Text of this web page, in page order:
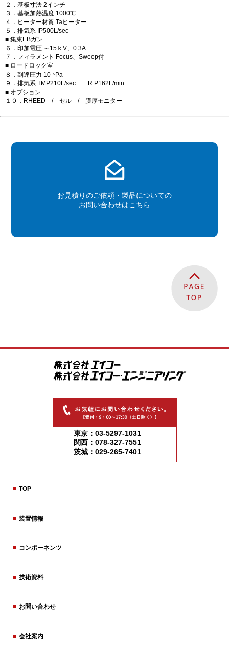
２．基板寸法 2インチ
３．基板加熱温度 1000℃
４．ヒーター材質 Taヒーター
５．排気系 IP500L/sec
■ 集束EBガン
６．印加電圧 ～15ｋV、0.3A
７．フィラメント Focus、Sweep付
■ ロードロック室
８．到達圧力 10⁻⁵Pa
９．排気系 TMP210L/sec R.P162L/min
■ オプション
１０．RHEED / セル / 膜厚モニター
お見積りのご依頼・製品についての
お問い合わせはこちら
東京：03-5297-1031
関西：078-327-7551
茨城：029-265-7401
TOP
装置情報
コンポーネンツ
技術資料
お問い合わせ
会社案内